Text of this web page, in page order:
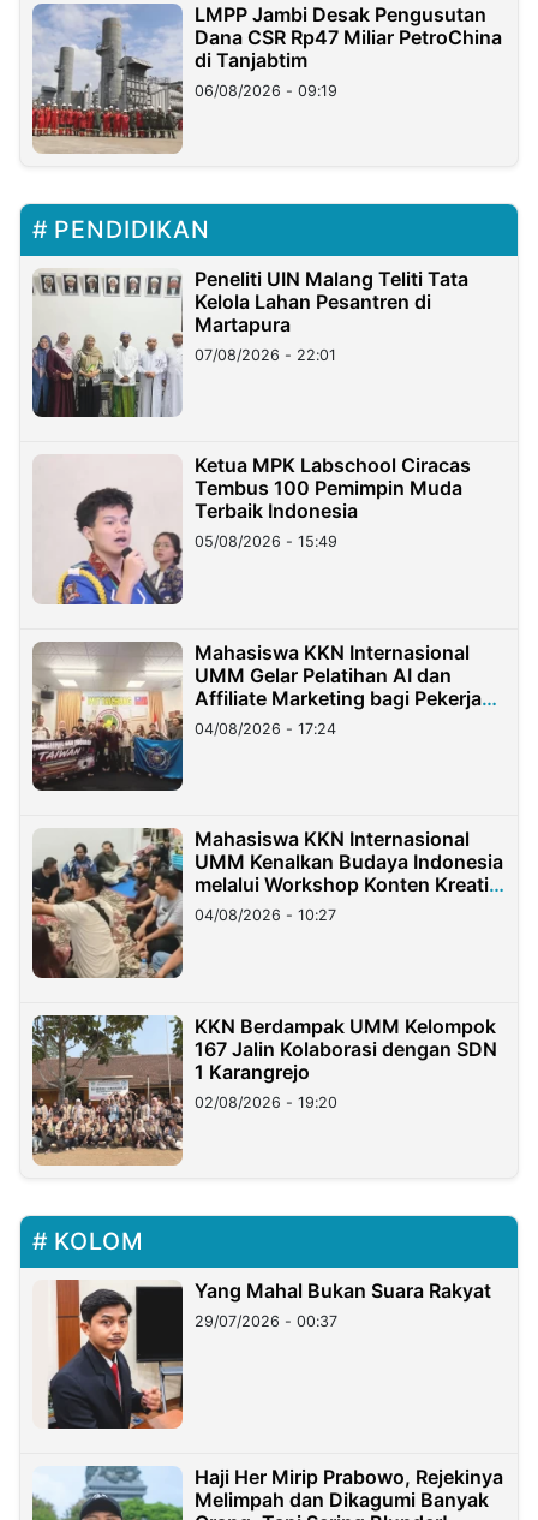
LMPP Jambi Desak Pengusutan
Dana CSR Rp47 Miliar PetroChina
di Tanjabtim
06/08/2026 - 09:19
PENDIDIKAN
Peneliti UIN Malang Teliti Tata
Kelola Lahan Pesantren di
Martapura
07/08/2026 - 22:01
Ketua MPK Labschool Ciracas
Tembus 100 Pemimpin Muda
Terbaik Indonesia
05/08/2026 - 15:49
Mahasiswa KKN Internasional
UMM Gelar Pelatihan AI dan
Affiliate Marketing bagi Pekerja
Migran Indonesia di Taiwan
04/08/2026 - 17:24
Mahasiswa KKN Internasional
UMM Kenalkan Budaya Indonesia
melalui Workshop Konten Kreatif
di Taiwan
04/08/2026 - 10:27
KKN Berdampak UMM Kelompok
167 Jalin Kolaborasi dengan SDN
1 Karangrejo
02/08/2026 - 19:20
KOLOM
Yang Mahal Bukan Suara Rakyat
29/07/2026 - 00:37
Haji Her Mirip Prabowo, Rejekinya
Melimpah dan Dikagumi Banyak